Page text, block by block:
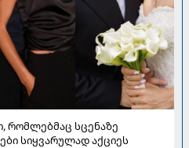
რომლებმაც სცენაზე
სიყვარულად აქციეს